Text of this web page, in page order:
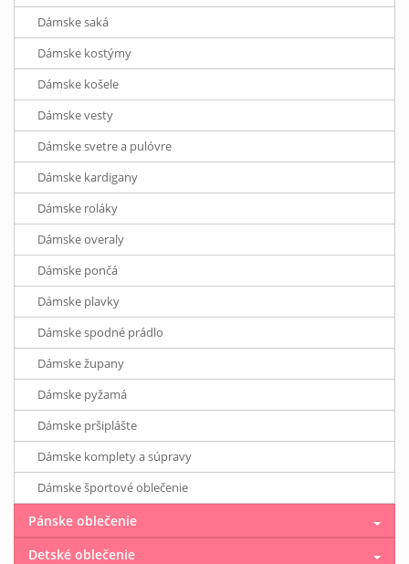
Dámske saká
Dámske kostýmy
Dámske košele
Dámske vesty
Dámske svetre a pulóvre
Dámske kardigany
Dámske roláky
Dámske overaly
Dámske pončá
Dámske plavky
Dámske spodné prádlo
Dámske župany
Dámske pyžamá
Dámske pršiplášte
Dámske komplety a súpravy
Dámske športové oblečenie
Pánske oblečenie
Detské oblečenie